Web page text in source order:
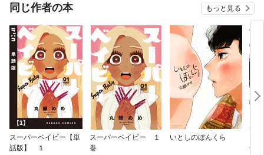
同じ作者の本 もっと見る
スーパーベイビー【単
話版】 １
スーパーベイビー １
巻
いとしのぼんくら
冊